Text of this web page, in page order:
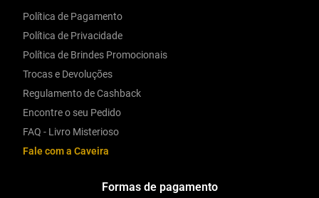
Política de Pagamento
Política de Privacidade
Política de Brindes Promocionais
Trocas e Devoluções
Regulamento de Cashback
Encontre o seu Pedido
FAQ - Livro Misterioso
Fale com a Caveira
Formas de pagamento